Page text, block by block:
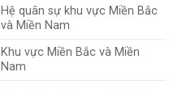
Hệ quân sự khu vực Miền Bắc
và Miền Nam
Khu vực Miền Bắc và Miền
Nam